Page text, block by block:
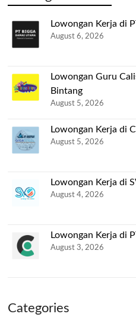
Lowongan Kerja di
August 6, 2026
Lowongan Guru
Bintang
August 5, 2026
Lowongan Kerja di
August 5, 2026
Lowongan Kerja di
August 4, 2026
Lowongan Kerja di
August 3, 2026
Categories